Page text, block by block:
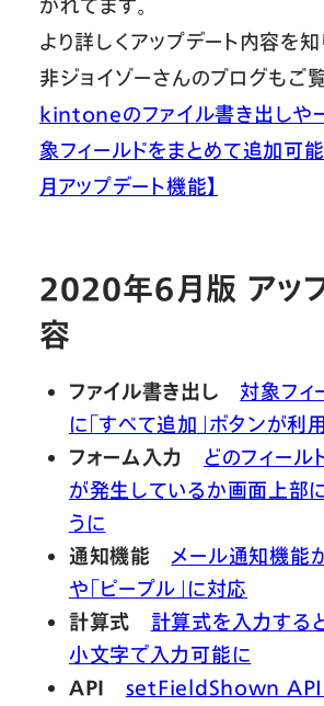
かれてます。
より詳しくアップデート内容を
非ジョイゾーさんのブログもご
kintoneのファイル書き出しや
象フィールドをまとめて追加可
月アップデート機能】
2020年6月版 アッ
容
ファイル書き出し
対象フィ
に「すべて追加」ボタンが利
フォーム入力
どのフィール
が発生しているか画面上部
うに
通知機能
メール通知機能が
や「ピープル」に対応
計算式
計算式を入力する
小文字で入力可能に
API
setFieldShown API